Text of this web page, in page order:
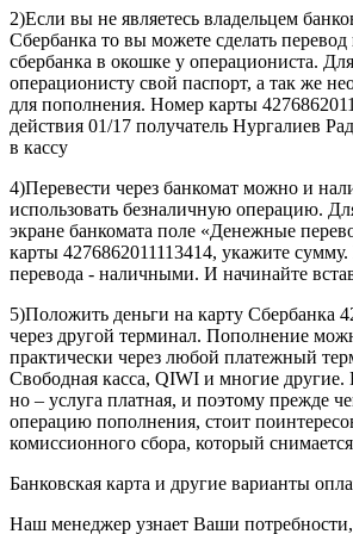
2)Если вы не являетесь владельцем
Сбербанка то вы можете сделать перевод
сбербанка в окошке у операциониста.
операционисту свой паспорт, а так же
для пополнения. Номер карты
действия 01/17 получатель Нургалиев
в кассу
4)Перевести через банкомат можно и
использовать безналичную операцию.
экране банкомата поле «Денежные
карты 4276862011113414, укажите
перевода - наличными. И начинайте
5)Положить деньги на карту Сбербанка
через другой терминал. Пополнение
практически через любой платежный
Свободная касса, QIWI и многие другие.
но – услуга платная, и поэтому прежде
операцию пополнения, стоит
комиссионного сбора, который
Банковская карта и другие варианты
Наш менеджер узнает Ваши